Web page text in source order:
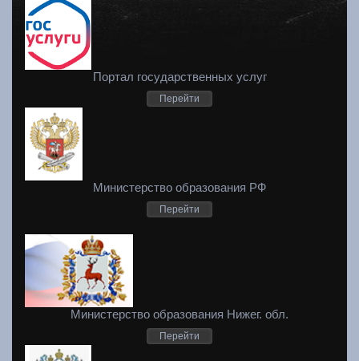
Портал государственных услуг
Перейти
Министерство образования РФ
Перейти
Министерство образования Нижег. обл.
Перейти